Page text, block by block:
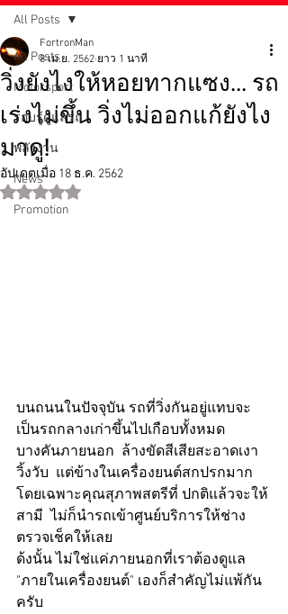
All Posts
Motorsport
รอบรู้ดูแลรถ
พลังงาน
News
Promotion
All Posts
วิ่งยังไงให้หอยทากแซง... รถ
เร่งไม่ขึ้น วิ่งไม่ออกแก้ยังไง
มาดู!
FortronMan
8 เม.ย. 2562 ยาว 1 นาที
อัปเดตเมื่อ 18 ธ.ค. 2562
ได้รับ NaN เต็ม 5 ดาว
บนถนนในปัจจุบัน รถที่วิ่งกันอยู่แทบจะ
เป็นรถกลางเก่าขึ้นไปเกือบทั้งหมด
บางคันภายนอก  ล้างขัดสีเสียสะอาดเงา
วิ้งวับ  แต่ข้างในเครื่องยนต์สกปรกมาก
โดยเฉพาะคุณสุภาพสตรีที่ ปกติแล้วจะให้
สามี  ไม่ก็นำรถเข้าศูนย์บริการให้ช่าง
ตรวจเช็คให้เลย
ด้งนั้น ไม่ใช่แค่ภายนอกที่เราต้องดูแล
"ภายในเครื่องยนต์" เองก็สำคัญไม่แพ้กัน
ครับ